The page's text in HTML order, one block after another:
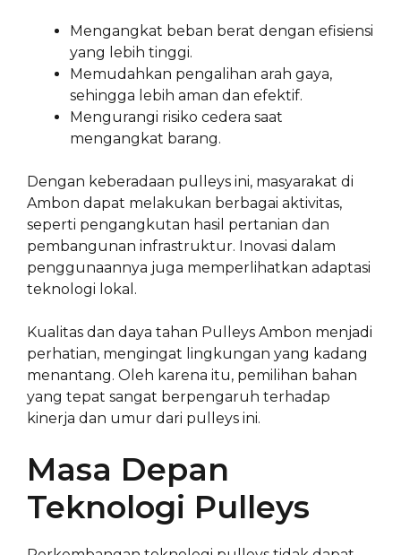
Mengangkat beban berat dengan efisiensi
yang lebih tinggi.
Memudahkan pengalihan arah gaya,
sehingga lebih aman dan efektif.
Mengurangi risiko cedera saat
mengangkat barang.
Dengan keberadaan pulleys ini, masyarakat di
Ambon dapat melakukan berbagai aktivitas,
seperti pengangkutan hasil pertanian dan
pembangunan infrastruktur. Inovasi dalam
penggunaannya juga memperlihatkan adaptasi
teknologi lokal.
Kualitas dan daya tahan Pulleys Ambon menjadi
perhatian, mengingat lingkungan yang kadang
menantang. Oleh karena itu, pemilihan bahan
yang tepat sangat berpengaruh terhadap
kinerja dan umur dari pulleys ini.
Masa Depan
Teknologi Pulleys